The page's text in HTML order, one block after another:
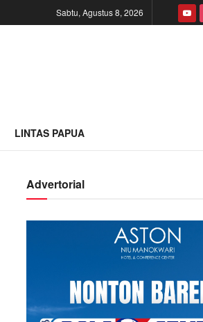
Sabtu, Agustus 8, 2026
LINTAS PAPUA
Advertorial